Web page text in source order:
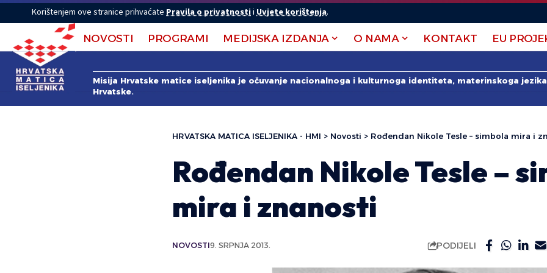
Korištenjem ove stranice prihvaćate Pravila o privatnostii Uvjete korištenja.
NOVOSTI PROGRAMI MEDIJSKA IZDANJA O NAMA KONTAKT EU
Misija Hrvatske matice iseljenika je očuvanje nacionalnoga i kulturnoga identiteta, materinskoga
Hrvatske.
HRVATSKA MATICA ISELJENIKA - HMI > Novosti > Rođendan Nikole Tesle – simbola mira i
Rođendan Nikole Tesle –
mira i znanosti
NOVOSTI9. SRPNJA 2013. PODIJELI